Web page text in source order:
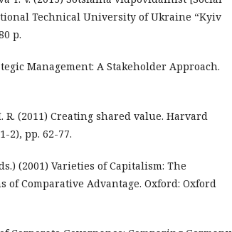
Technical University of Ukraine “Kyiv
p.
Management: A Stakeholder Approach.
R. (2011) Creating shared value. Harvard
2), pp. 62-77.
(2001) Varieties of Capitalism: The
Comparative Advantage. Oxford: Oxford